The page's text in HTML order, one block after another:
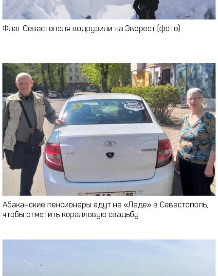
Флаг Севастополя водрузили на Эверест (фото)
Абаканские пенсионеры едут на «Ладе» в Севастополь,
чтобы отметить коралловую свадьбу